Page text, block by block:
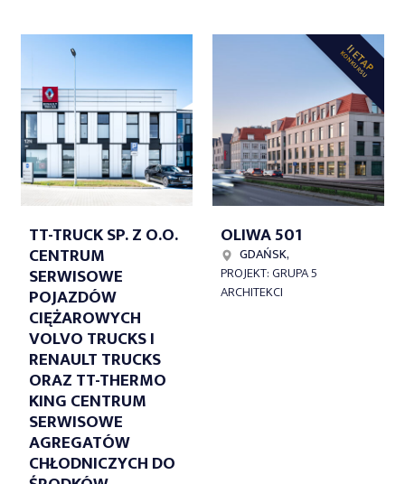
TT-TRUCK SP. Z O.O.
CENTRUM
SERWISOWE
POJAZDÓW
CIĘŻAROWYCH
VOLVO TRUCKS I
RENAULT TRUCKS
ORAZ TT-THERMO
KING CENTRUM
SERWISOWE
AGREGATÓW
CHŁODNICZYCH DO
II ETAP
KONKURSU
OLIWA 501
GDAŃSK,
PROJEKT: GRUPA 5
ARCHITEKCI